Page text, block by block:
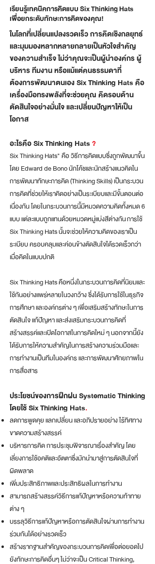
เรียนรู้เทคนิคการคิดแบบ Six Thinking Hats
เพื่อยกระดับทักษะการคิดของคุณ!
ในโลกที่เปลี่ยนแปลงรวดเร็ว การคิดเชิงกลยุทธ์
และมุมมองหลากหลายกลายเป็นหัวใจสำคัญ
ของความสำเร็จ ไม่ว่าคุณจะเป็นผู้นำองค์กร ผู้
บริหาร ทีมงาน หรือแม้แต่คนธรรมดาที่
ต้องการพัฒนาตนเอง Six Thinking Hats คือ
เครื่องมือทรงพลังที่จะช่วยคุณ คิดรอบด้าน
ตัดสินใจอย่างมั่นใจ และเปลี่ยนปัญหาให้เป็น
โอกาส
อะไรคือ Six Thinking Hats?
Six Thinking Hats" คือ วิธีการคิดแบบซึ่งถูกพัฒนาขึ้น
โดย Edward de Bono นักโค้ชและนักสร้างแนวคิดใน
การพัฒนาทักษะการคิด (Thinking Skills) เป็นกระบวน
การคิดที่ช่วยให้เราคิดอย่างเป็นระเบียบและมีขั้นตอนต่อ
เนื่องกัน โดยในกระบวนการนี้มีหมวดความคิดทั้งหมด 6
แบบ แต่ละแบบถูกแทนด้วยหมวดหมู่แบ่งสีต่างกัน​การใช้
Six Thinking Hatsนั้นจะช่วยให้ความคิดของเราเป็น
ระเบียบ ครอบคลุมและค่อนข้างตัดสินใจได้รวดเร็วกว่า
เมื่อคิดในแบบปกติ
Six Thinking Hats คือหนึ่งในกระบวนการคิดที่นิยมและ
ใช้กันอย่างแพร่หลายในวงกว้าง ซึ่งได้รับการใช้ในธุรกิจ
การศึกษา และองค์กรต่าง ๆ เพื่อเสริมสร้างทักษะในการ
ตัดสินใจ แก้ปัญหา และส่งเสริมกระบวนการคิดที่
สร้างสรรค์และเปิดโอกาสในการคิดใหม่ ๆ นอกจากนี้ยัง
ได้รับการให้ความสำคัญในการสร้างความร่วมมือและ
การทำงานเป็นทีมในองค์กร และการพัฒนาศักยภาพใน
การสื่อสาร
ประโยชน์ของการฝึกฝน Systematic Thinking
โดยใช้ Six Thinking Hats.
ลดการพูดคุย แลกเปลี่ยน และอภิปรายอย่าง ไร้ทิศทาง
ขาดความสร้างสรรค์
บริหารการคิด การประชุมพิจารณาเรื่องสำคัญ โดย
เลี่ยงการใช้อคติและอัตตาซึ่งมักนำมาสู่การตัดสินใจที่
ผิดพลาด
เพิ่มประสิทธิภาพและประสิทธิผลในการทำงาน
สามารถสร้างสรรค์วิธีการแก้ปัญหาหรือความท้าทาย
ต่าง ๆ
บรรลุวิธีการแก้ปัญหาหรือการตัดสินใจผ่านการทำงาน
ร่วมกันได้อย่างรวดเร็ว
สร้างรากฐานสำคัญของกระบวนการคิดเพื่อต่อยอดไป
ยังทักษะการคิดอื่นๆ ไม่ว่าจะเป็น Critical Thinking,